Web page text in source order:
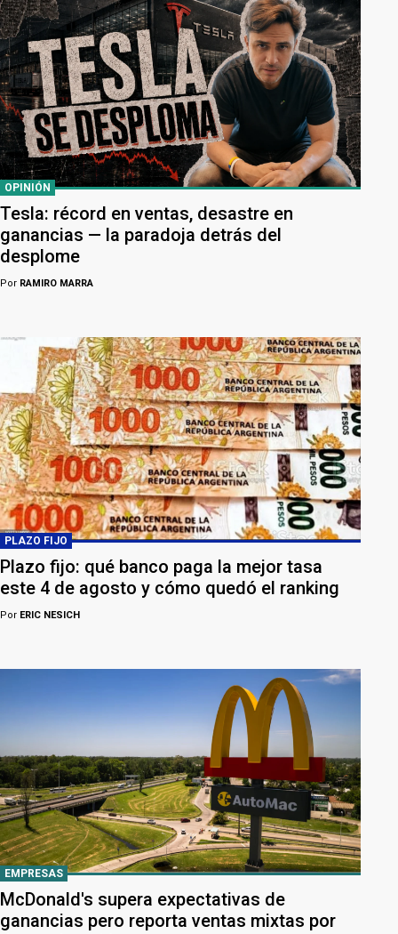
OPINIÓN
Tesla: récord en ventas, desastre en
ganancias — la paradoja detrás del
desplome
Por RAMIRO MARRA
PLAZO FIJO
Plazo fijo: qué banco paga la mejor tasa
este 4 de agosto y cómo quedó el ranking
Por ERIC NESICH
EMPRESAS
McDonald's supera expectativas de
ganancias pero reporta ventas mixtas por